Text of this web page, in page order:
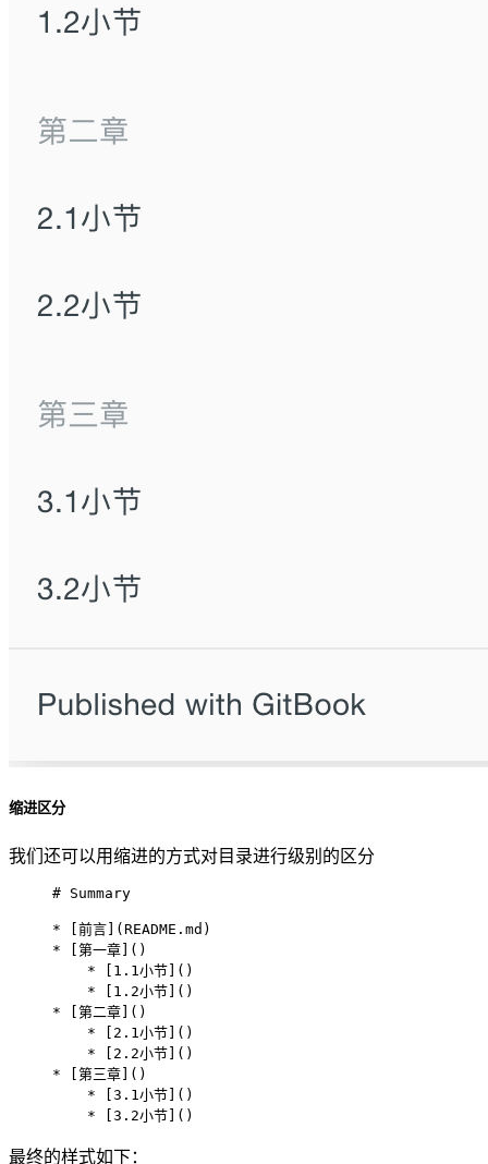
缩进区分
我们还可以用缩进的方式对目录进行级别的区分
# Summary
* [前言](README.md)
* [第一章]()
    * [1.1小节]()
    * [1.2小节]()
* [第二章]()
    * [2.1小节]()
    * [2.2小节]()
* [第三章]()
    * [3.1小节]()
    * [3.2小节]()
最终的样式如下：